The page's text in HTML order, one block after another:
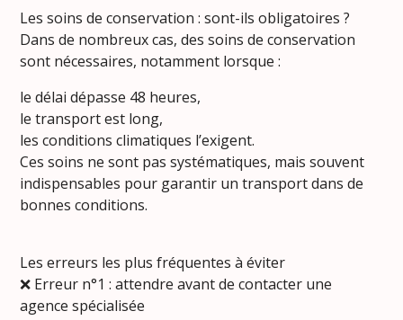
Les soins de conservation : sont-ils obligatoires ?
Dans de nombreux cas, des soins de conservation
sont nécessaires, notamment lorsque :
le délai dépasse 48 heures,
le transport est long,
les conditions climatiques l’exigent.
Ces soins ne sont pas systématiques, mais souvent
indispensables pour garantir un transport dans de
bonnes conditions.
Les erreurs les plus fréquentes à éviter
❌ Erreur n°1 : attendre avant de contacter une
agence spécialisée